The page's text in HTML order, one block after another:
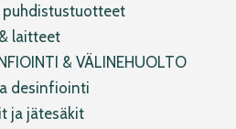
puhdistustuotteet
laitteet
& VÄLINEHUOLTO
desinfiointi
ja jätesäkit